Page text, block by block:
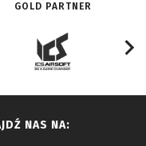
GOLD PARTNER
NAS NA: